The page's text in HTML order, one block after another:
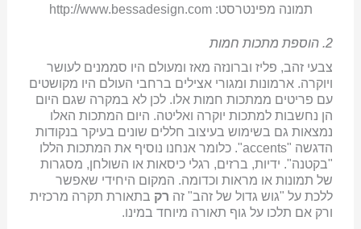
תמונה מפינטרסט: http://www.bessadesign.com
2. הוספת מתכות חמות
צבעי זהב, פליז וברונזה מאז ומעולם היו סממנים לעושר
ויוקרה. ארמונות ומגורי אצילים ברחבי העולם היו מקושטים
עם פריטים ממתכות חמות אלו. לכן לא במקרה שגם היום
הן נחשבות למתכות יוקרה ואליטה. היום המתכות האלו
נמצאות גם בשימוש בעיצוב חללים שונים בעיקר בנקודות
הדגשה "accents". כלומר אנחנו נוסיף את המתכות הללו
"בקטנה". ידיות, ברזים, רגלי כיסאות או השולחן, מסגרות
של תמונות או מראות וכדומה. המקום היחידי שאפשר
ללכת על "גוש גדול של זהב" זה רק בתאורת תקרה מרכזית
ורק אם תלכו על גוף תאורה מיוחד במינו.